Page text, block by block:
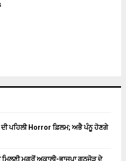
ਪਹਿਲੀ Horror ਫ਼ਿਲਮ; ਅਭੈ ਪੰਨੂ ਹੋਣਗੇ
ਮਿਲਣੀ ਮਗਰੋਂ ਅਕਾਲੀ-ਭਾਜਪਾ ਗਠਜੋੜ ਦੇ